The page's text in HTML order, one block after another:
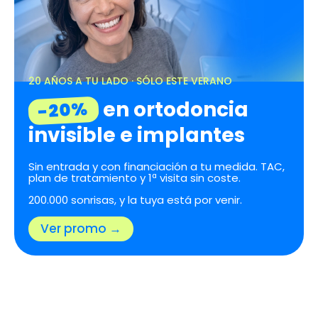
20 AÑOS A TU LADO · SÓLO ESTE VERANO
-20%
en ortodoncia
invisible e implantes
Sin entrada y con financiación a tu medida. TAC,
plan de tratamiento y 1ª visita sin coste.
200.000 sonrisas, y la tuya está por venir.
Ver promo →